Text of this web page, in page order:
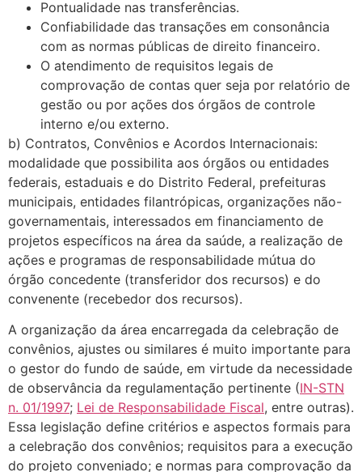
Pontualidade nas transferências.
Confiabilidade das transações em consonância
com as normas públicas de direito financeiro.
O atendimento de requisitos legais de
comprovação de contas quer seja por relatório de
gestão ou por ações dos órgãos de controle
interno e/ou externo.
b) Contratos, Convênios e Acordos Internacionais:
modalidade que possibilita aos órgãos ou entidades
federais, estaduais e do Distrito Federal, prefeituras
munici­pais, entidades filantrópicas, organizações não-
governamentais, interessados em financiamento de
projetos específicos na área da saúde, a realização de
ações e pro­gramas de responsabilidade mútua do
órgão concedente (transferidor dos recursos) e do
convenente (recebedor dos recursos).
A organização da área encarregada da celebração de
convênios, ajustes ou similares é muito importante para
o gestor do fundo de saúde, em virtude da ne­cessidade
de observância da regulamentação pertinente (IN-STN
n. 01/1997; Lei de Responsabilidade Fiscal, entre outras).
Essa legislação define critérios e aspectos formais para
a celebração dos convênios; requisitos para a execução
do projeto con­veniado; e normas para comprovação da